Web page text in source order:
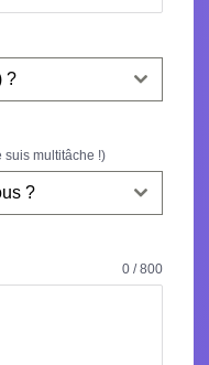
?
suis multitâche !)
?
0 / 800